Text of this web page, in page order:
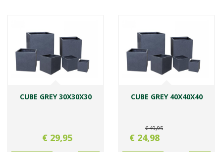
CUBE GREY 30X30X30
€ 29,95
CUBE GREY 40X40X40
€ 49,95
€ 24,98